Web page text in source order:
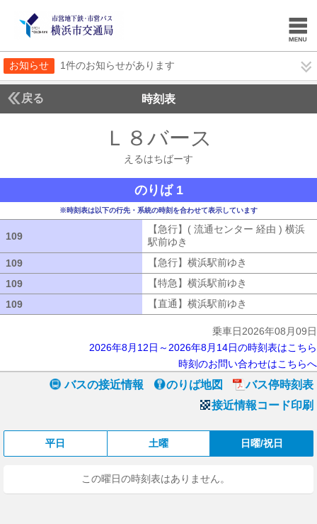
お知らせ 1件のお知らせがあります
戻る 時刻表
Ｌ８バース
えるはちばーす
のりば 1
※時刻表は以下の行先・系統の時刻を合わせて表示しています
109
【急行】( 流通センター 経由 ) 横浜
駅前ゆき
109
【急行】横浜駅前ゆき
109
【特急】横浜駅前ゆき
109
【直通】横浜駅前ゆき
乗車日2026年08月09日
2026年8月12日～2026年8月14日の時刻表はこちら
時刻のお問い合わせはこちらへ
バスの接近情報 のりば地図
バス停時刻表
接近情報コード印刷
平日 土曜 日曜/祝日
この曜日の時刻表はありません。